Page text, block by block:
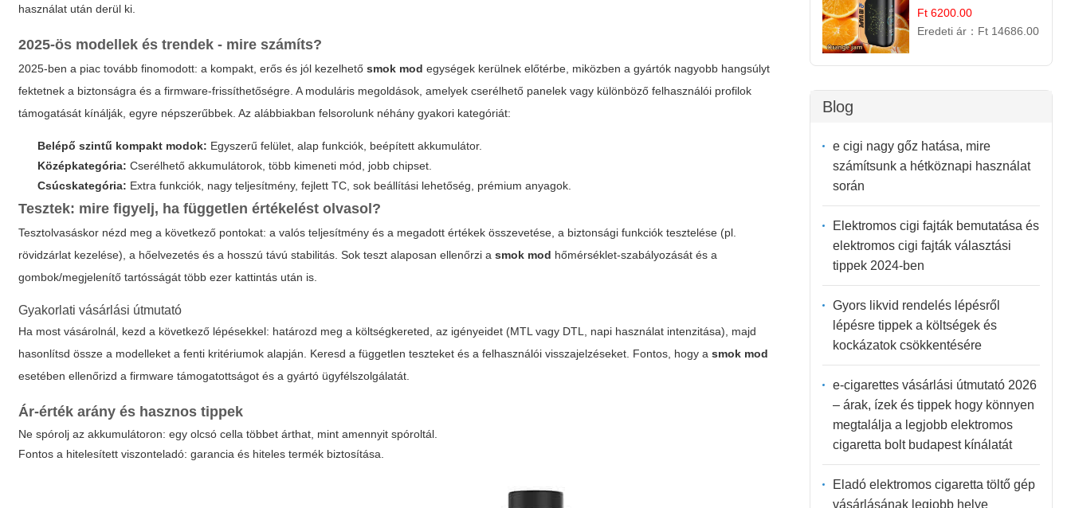
használat után derül ki.
2025-ös modellek és trendek - mire számíts?
2025-ben a piac tovább finomodott: a kompakt, erős és jól kezelhetősmok mod egységek kerülnek előtérbe, miközben a gyártók nagyobb hangsúlyt
fektetnek a biztonságra és a firmware-frissíthetőségre. A moduláris megoldások, amelyek cserélhető panelek vagy különböző felhasználói profilok
támogatását kínálják, egyre népszerűbbek. Az alábbiakban felsorolunk néhány gyakori kategóriát:
Belépő szintű kompakt modok: Egyszerű felület, alap funkciók, beépített akkumulátor.
Középkategória: Cserélhető akkumulátorok, több kimeneti mód, jobb chipset.
Csúcskategória: Extra funkciók, nagy teljesítmény, fejlett TC, sok beállítási lehetőség, prémium anyagok.
Tesztek: mire figyelj, ha független értékelést olvasol?
Tesztolvasáskor nézd meg a következő pontokat: a valós teljesítmény és a megadott értékek összevetése, a biztonsági funkciók tesztelése (pl.
rövidzárlat kezelése), a hőelvezetés és a hosszú távú stabilitás. Sok teszt alaposan ellenőrzi asmok mod hőmérséklet-szabályozását és a
gombok/megjelenítő tartósságát több ezer kattintás után is.
Gyakorlati vásárlási útmutató
Ha most vásárolnál, kezd a következő lépésekkel: határozd meg a költségkereted, az igényeidet (MTL vagy DTL, napi használat intenzitása), majd
hasonlítsd össze a modelleket a fenti kritériumok alapján. Keresd a független teszteket és a felhasználói visszajelzéseket. Fontos, hogy asmok mod
esetében ellenőrizd a firmware támogatottságot és a gyártó ügyfélszolgálatát.
Ár-érték arány és hasznos tippek
Ne spórolj az akkumulátoron: egy olcsó cella többet árthat, mint amennyit spóroltál.
Fontos a hitelesített viszonteladó: garancia és hiteles termék biztosítása.
Narancslekvár íz
Ft 6200.00
Eredeti ár： Ft 14686.00
Blog
e cigi nagy gőz hatása, mire
számítsunk a hétköznapi használat
során
Elektromos cigi fajták bemutatása és
elektromos cigi fajták választási
tippek 2024-ben
Gyors likvid rendelés lépésről
lépésre tippek a költségek és
kockázatok csökkentésére
e-cigarettes vásárlási útmutató 2026
– árak, ízek és tippek hogy könnyen
megtalálja a legjobb elektromos
cigaretta bolt budapest kínálatát
Eladó elektromos cigaretta töltő gép
vásárlásának legjobb helye